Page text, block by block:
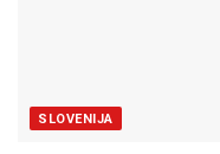
SLOVENIJA